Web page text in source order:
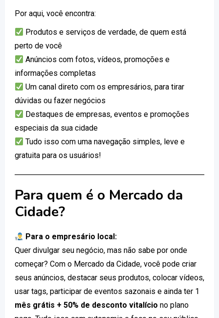
Por aqui, você encontra:
Produtos e serviços de verdade, de quem está
perto de você
Anúncios com fotos, vídeos, promoções e
informações completas
Um canal direto com os empresários, para tirar
dúvidas ou fazer negócios
Destaques de empresas, eventos e promoções
especiais da sua cidade
Tudo isso com uma navegação simples, leve e
gratuita para os usuários!
Para quem é o Mercado da
Cidade?
Para o empresário local:
Quer divulgar seu negócio, mas não sabe por onde
começar? Com o Mercado da Cidade, você pode criar
seus anúncios, destacar seus produtos, colocar vídeos,
usar tags, participar de eventos sazonais e ainda ter 1
mês grátis + 50% de desconto vitalício no plano